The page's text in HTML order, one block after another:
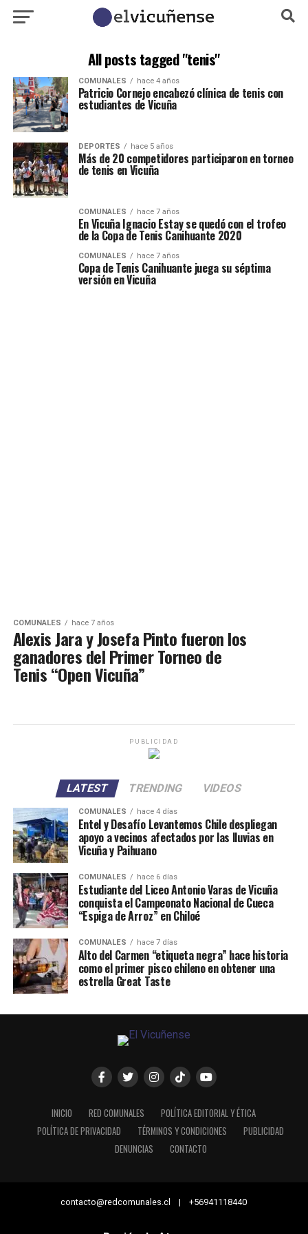
All posts tagged "tenis"
COMUNALES hace 4 años
Patricio Cornejo encabezó clínica de tenis con
estudiantes de Vicuña
DEPORTES hace 5 años
Más de 20 competidores participaron en torneo
de tenis en Vicuña
COMUNALES hace 7 años
En Vicuña Ignacio Estay se quedó con el trofeo
de la Copa de Tenis Canihuante 2020
COMUNALES hace 7 años
Copa de Tenis Canihuante juega su séptima
versión en Vicuña
COMUNALES hace 7 años
Alexis Jara y Josefa Pinto fueron los
ganadores del Primer Torneo de
Tenis “Open Vicuña”
PUBLICIDAD
LATEST TRENDING VIDEOS
COMUNALES hace 4 días
Entel y Desafío Levantemos Chile despliegan
apoyo a vecinos afectados por las lluvias en
Vicuña y Paihuano
COMUNALES hace 6 días
Estudiante del Liceo Antonio Varas de Vicuña
conquista el Campeonato Nacional de Cueca
“Espiga de Arroz” en Chiloé
COMUNALES hace 7 días
Alto del Carmen “etiqueta negra” hace historia
como el primer pisco chileno en obtener una
estrella Great Taste
INICIO RED COMUNALES
POLÍTICA EDITORIAL Y ÉTICA
POLÍTICA DE PRIVACIDAD
TÉRMINOS Y CONDICIONES
PUBLICIDAD
DENUNCIAS
CONTACTO
contacto@redcomunales.cl | +56941118440